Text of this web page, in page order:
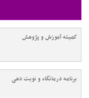
کمیته آموزش و پژوهش
برنامه درمانگاه و نوبت دهی